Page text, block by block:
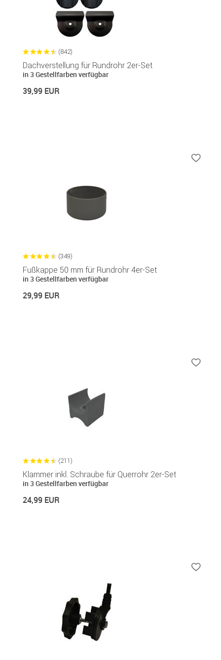
(842)
Dachverstellung für Rundrohr 2er-Set
in 3 Gestellfarben verfügbar
39,99 EUR
(349)
Fußkappe 50 mm für Rundrohr 4er-Set
in 3 Gestellfarben verfügbar
29,99 EUR
(211)
Klammer inkl. Schraube für Querrohr 2er-Set
in 3 Gestellfarben verfügbar
24,99 EUR